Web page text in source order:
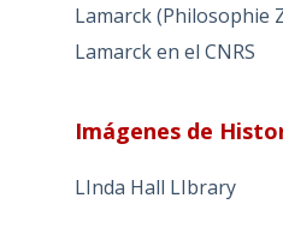
Lamarck (Philosophie
Lamarck en el CNRS
Imágenes de
LInda Hall LIbrary